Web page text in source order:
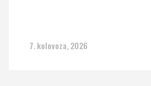
7. kolovoza, 2026